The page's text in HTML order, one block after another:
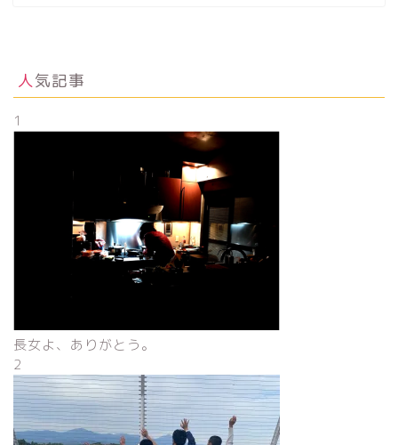
人気記事
1
長女よ、ありがとう。
2